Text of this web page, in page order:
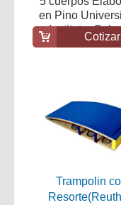
en Pino
Instituto,
Cotizar
Trampolin